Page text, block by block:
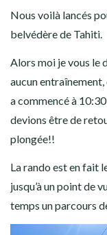
Nous voilà lancés
belvédère de Tahiti.
Alors moi je vous le
aucun
a commencé à
devions être de
plongée!!
La rando est en fait
jusqu’à un point de
temps un parcours